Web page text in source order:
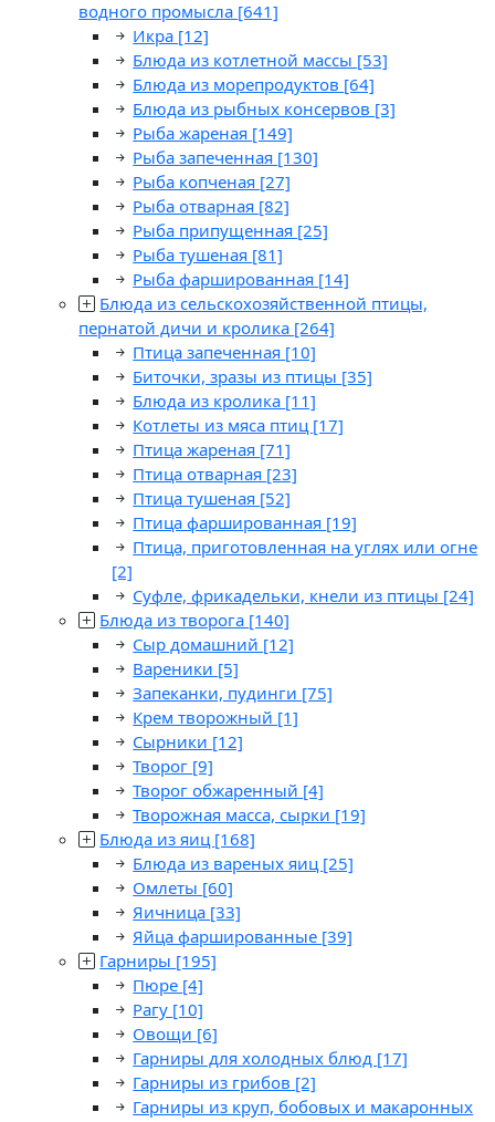
водного промысла [641]
Икра [12]
Блюда из котлетной массы [53]
Блюда из морепродуктов [64]
Блюда из рыбных консервов [3]
Рыба жареная [149]
Рыба запеченная [130]
Рыба копченая [27]
Рыба отварная [82]
Рыба припущенная [25]
Рыба тушеная [81]
Рыба фаршированная [14]
Блюда из сельскохозяйственной птицы,
пернатой дичи и кролика [264]
Птица запеченная [10]
Биточки, зразы из птицы [35]
Блюда из кролика [11]
Котлеты из мяса птиц [17]
Птица жареная [71]
Птица отварная [23]
Птица тушеная [52]
Птица фаршированная [19]
Птица, приготовленная на углях или огне
[2]
Суфле, фрикадельки, кнели из птицы [24]
Блюда из творога [140]
Сыр домашний [12]
Вареники [5]
Запеканки, пудинги [75]
Крем творожный [1]
Сырники [12]
Творог [9]
Творог обжаренный [4]
Творожная масса, сырки [19]
Блюда из яиц [168]
Блюда из вареных яиц [25]
Омлеты [60]
Яичница [33]
Яйца фаршированные [39]
Гарниры [195]
Пюре [4]
Рагу [10]
Овощи [6]
Гарниры для холодных блюд [17]
Гарниры из грибов [2]
Гарниры из круп, бобовых и макаронных